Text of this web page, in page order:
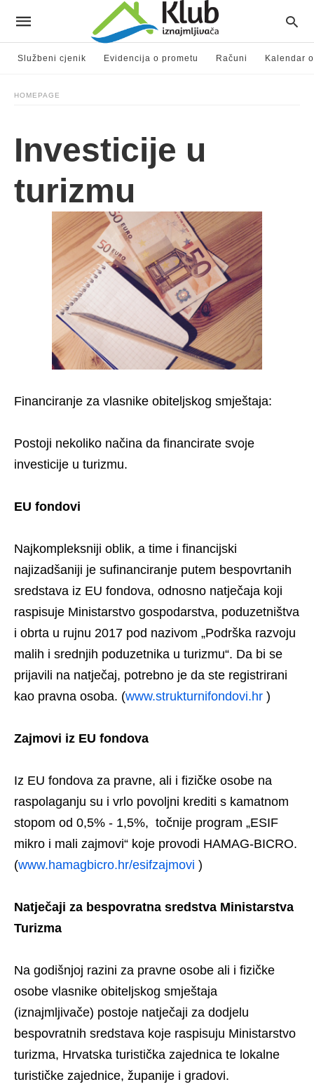
Službeni cjenik Evidencija o prometu Računi Kalendar
HOMEPAGE
Investicije u
turizmu
Financiranje za vlasnike obiteljskog smještaja:
Postoji nekoliko načina da financirate svoje
investicije u turizmu.
EU fondovi
Najkompleksniji oblik, a time i financijski
najizadšaniji je sufinanciranje putem bespovrtanih
sredstava iz EU fondova, odnosno natječaja koji
raspisuje Ministarstvo gospodarstva, poduzetništva
i obrta u rujnu 2017 pod nazivom „Podrška razvoju
malih i srednjih poduzetnika u turizmu“. Da bi se
prijavili na natječaj, potrebno je da ste registrirani
kao pravna osoba. (www.strukturnifondovi.hr )
Zajmovi iz EU fondova
Iz EU fondova za pravne, ali i fizičke osobe na
raspolaganju su i vrlo povoljni krediti s kamatnom
stopom od 0,5% - 1,5%, točnije program „ESIF
mikro i mali zajmovi“ koje provodi HAMAG-BICRO.
(www.hamagbicro.hr/esifzajmovi )
Natječaji za bespovratna sredstva Ministarstva
Turizma
Na godišnjoj razini za pravne osobe ali i fizičke
osobe vlasnike obiteljskog smještaja
(iznajmljivače) postoje natječaji za dodjelu
bespovratnih sredstava koje raspisuju Ministarstvo
turizma, Hrvatska turistička zajednica te lokalne
turističke zajednice, županije i gradovi.